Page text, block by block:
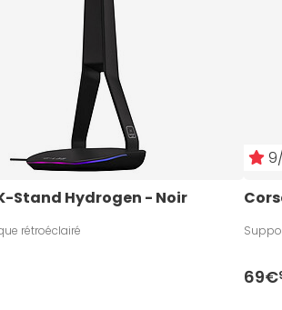
Stand Hydrogen - Noir
rétroéclairé
69€